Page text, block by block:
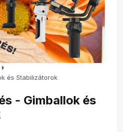
arrow_right
és Stabilizátorok
- Gimballok és